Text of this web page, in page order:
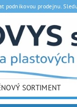
podnikovou prodejnu.
SORTIMENT